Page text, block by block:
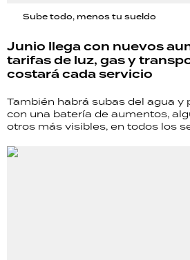
Sube todo, menos tu sueldo
Junio llega con nuevos
tarifas de luz, gas y
costará cada servicio
También habrá subas del agua y
con una batería de aumentos,
otros más visibles, en todos los